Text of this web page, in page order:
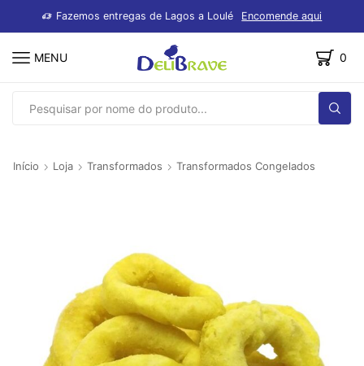
Fazemos entregas de Lagos a Loulé Encomende aqui
MENU 0
SEARCH
Início Loja Transformados Transformados Congelados